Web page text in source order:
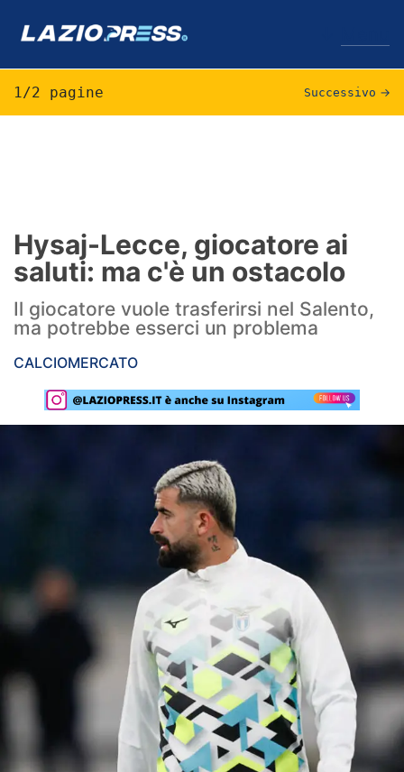
Formello
Infortuni
Primavera
Lazio Women
Rassegna Lazio
Champions League
Europa League
Altri Sport
Tennis
1/2 pagine Successivo →
Hysaj-Lecce, giocatore ai
saluti: ma c'è un ostacolo
Il giocatore vuole trasferirsi nel Salento,
ma potrebbe esserci un problema
CALCIOMERCATO